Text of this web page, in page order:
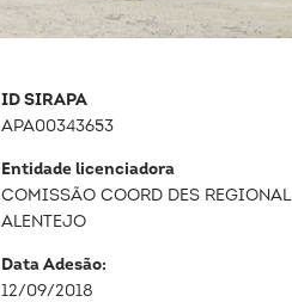
ID SIRAPA
APA00343653
Entidade licenciadora
COMISSÃO COORD DES REGIONAL
ALENTEJO
Data Adesão:
12/09/2018